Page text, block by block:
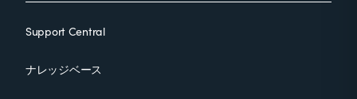
Support Central
ナレッジベース